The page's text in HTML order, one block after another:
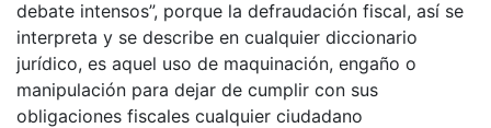
debate intensos”, porque la defraudación fiscal, así se
interpreta y se describe en cualquier diccionario
jurídico, es aquel uso de maquinación, engaño o
manipulación para dejar de cumplir con sus
obligaciones fiscales cualquier ciudadano